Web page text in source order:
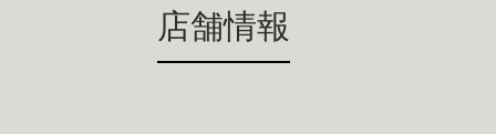
店舗情報